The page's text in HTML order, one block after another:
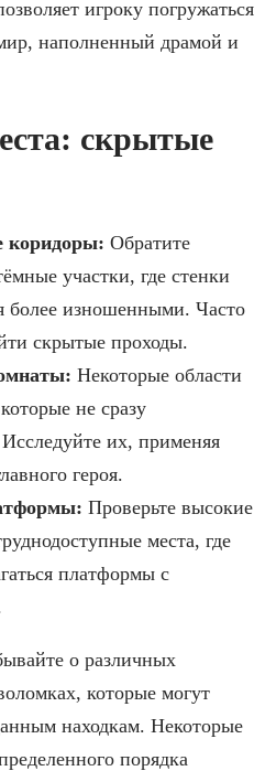
игроку погружаться
наполненный драмой и
скрытые
коридоры: Обратите
участки, где стенки
более изношенными. Часто
скрытые проходы.
Некоторые области
не сразу
их, применяя
героя.
Проверьте высокие
места, где
платформы с
о различных
которые могут
находкам. Некоторые
порядка